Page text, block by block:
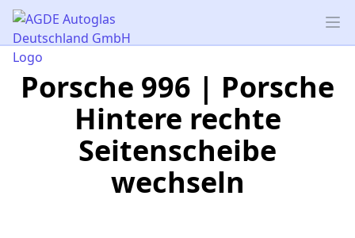
AGDE Autoglas Deutschland GmbH
Porsche 996 | Porsche
Hintere rechte
Seitenscheibe
wechseln